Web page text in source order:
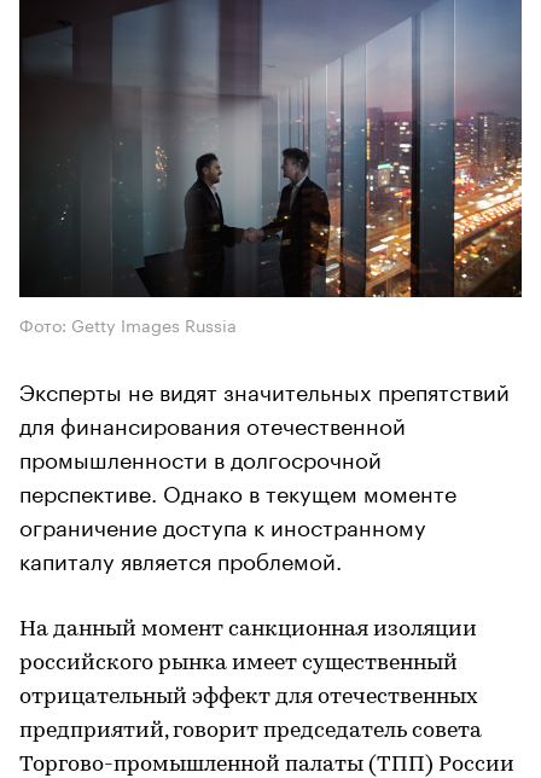
Фото: Getty Images Russia
Эксперты не видят значительных препятствий
для финансирования отечественной
промышленности в долгосрочной
перспективе. Однако в текущем моменте
ограничение доступа к иностранному
капиталу является проблемой.
На данный момент санкционная изоляции
российского рынка имеет существенный
отрицательный эффект для отечественных
предприятий, говорит председатель совета
Торгово-промышленной палаты (ТПП) России